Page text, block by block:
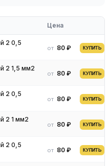
на складе свяжитесь
оптимальные условия
Цена
2 0,5
от 80 ₽ КУПИТЬ
2 1,5 мм2
от 80 ₽ КУПИТЬ
2 0,5
от 80 ₽ КУПИТЬ
2 1 мм2
от 80 ₽ КУПИТЬ
2 0,5
от 80 ₽ КУПИТЬ